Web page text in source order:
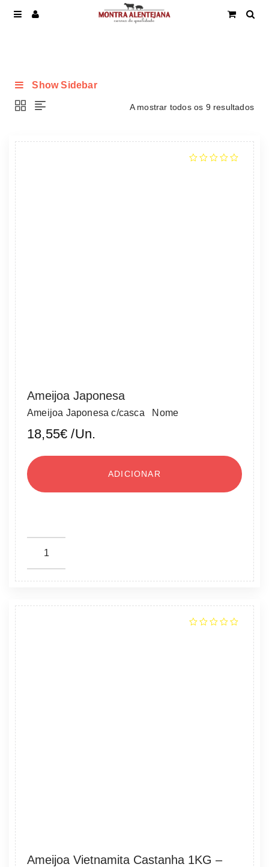
Show Sidebar
A mostrar todos os 9 resultados
Ameijoa Japonesa
Ameijoa Japonesa c/casca Nome
18,55€ /Un.
ADICIONAR
Ameijoa Vietnamita Castanha 1KG –